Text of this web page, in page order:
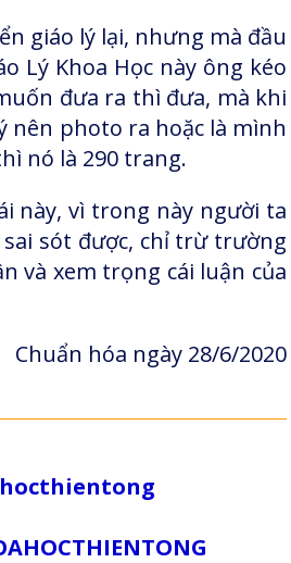
giáo lý lại, nhưng mà đầu
Lý Khoa Học này ông kéo
đưa ra thì đưa, mà khi
nên photo ra hoặc là mình
nó là 290 trang.
này, vì trong này người ta
sót được, chỉ trừ trường
và xem trọng cái luận của
Chuẩn hóa ngày 28/6/2020